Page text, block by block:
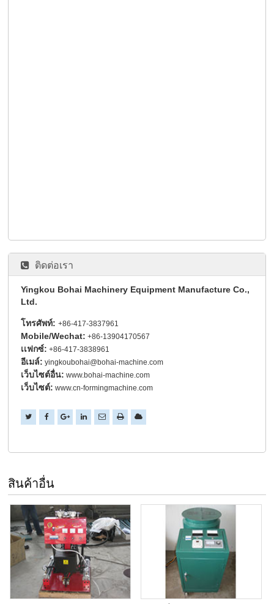
ติดต่อเรา
Yingkou Bohai Machinery Equipment Manufacture Co.,
Ltd.
โทรศัพท์:+86-417-3837961
Mobile/Wechat: +86-13904170567
เเฟกซ์: +86-417-3838961
อีเมล์: yingkoubohai@bohai-machine.com
เว็บไซต์อื่น: www.bohai-machine.com
เว็บไซต์: www.cn-formingmachine.com
สินค้าอื่น